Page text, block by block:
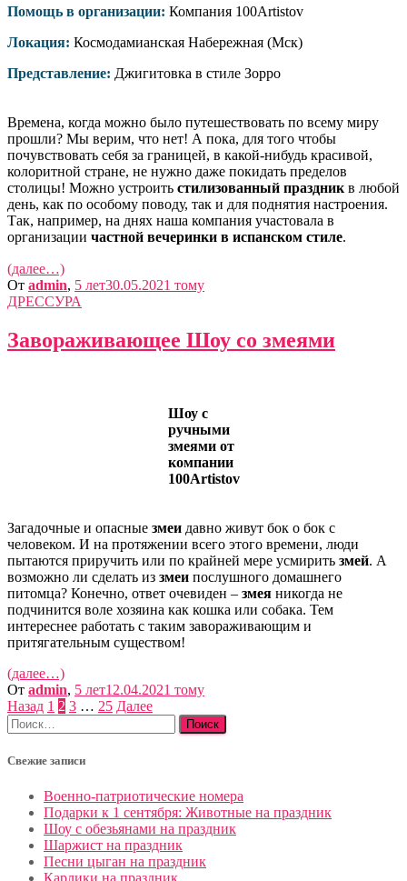
Помощь в организации: Компания 100Artistov
Локация: Космодамианская Набережная (Мск)
Представление: Джигитовка в стиле Зорро
Времена, когда можно было путешествовать по всему миру
прошли? Мы верим, что нет! А пока, для того чтобы
почувствовать себя за границей, в какой-нибудь красивой,
колоритной стране, не нужно даже покидать пределов
столицы! Можно устроить стилизованный праздник в любой
день, как по особому поводу, так и для поднятия настроения.
Так, например, на днях наша компания участовала в
организации частной вечеринки в испанском стиле.
(далее…)
От admin, 5 лет30.05.2021 тому
ДРЕССУРА
Завораживающее Шоу со змеями
Шоу с
ручными
змеями от
компании
100Artistov
Загадочные и опасные змеи давно живут бок о бок с
человеком. И на протяжении всего этого времени, люди
пытаются приручить или по крайней мере усмирить змей. А
возможно ли сделать из змеи послушного домашнего
питомца? Конечно, ответ очевиден – змея никогда не
подчинится воле хозяина как кошка или собака. Тем
интереснее работать с таким завораживающим и
притягательным существом!
(далее…)
От admin, 5 лет12.04.2021 тому
Пагинация
записей
Назад 1 2 3 … 25 Далее
Найти:
Свежие записи
Военно-патриотические номера
Подарки к 1 сентября: Животные на праздник
Шоу с обезьянами на праздник
Шаржист на праздник
Песни цыган на праздник